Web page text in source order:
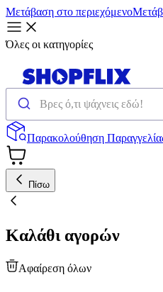
Μετάβαση στο περιεχόμενο
Όλες οι κατηγορίες
Παρακολούθηση
Πίσω
Καλάθι αγορών
Αφαίρεση όλων